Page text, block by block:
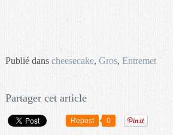
Publié dans cheesecake, Gros, Entremet
Partager cet article
Repost 0